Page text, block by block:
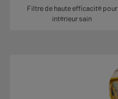
Filtre de haute efficacité pour
intérieur sain